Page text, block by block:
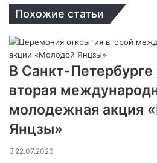
Похожие статьи
В Санкт-Петербурге
вторая
молодежная акция
Янцзы»
22.07.2026